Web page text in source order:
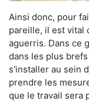
Ainsi donc, pour
pareille, il est vital
aguerris. Dans ce
dans les plus
s'installer au sein
prendre les
que le travail sera